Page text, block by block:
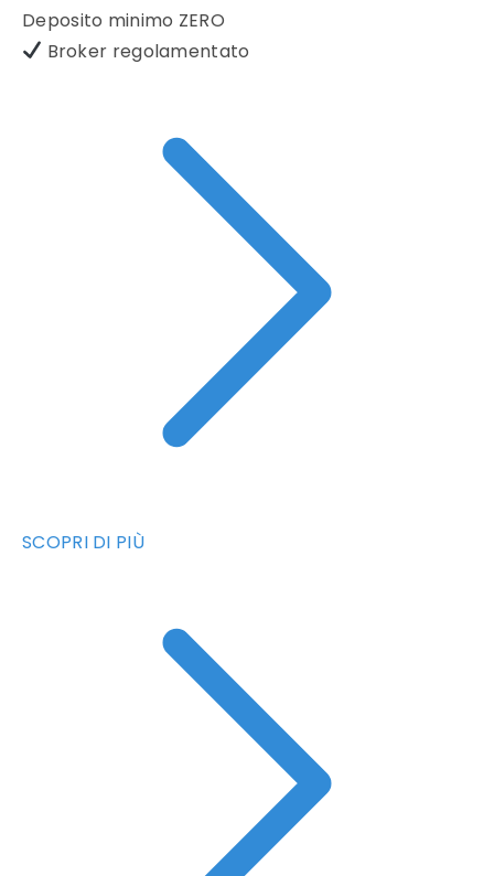
Deposito minimo ZERO
Broker regolamentato
SCOPRI DI PIÙ